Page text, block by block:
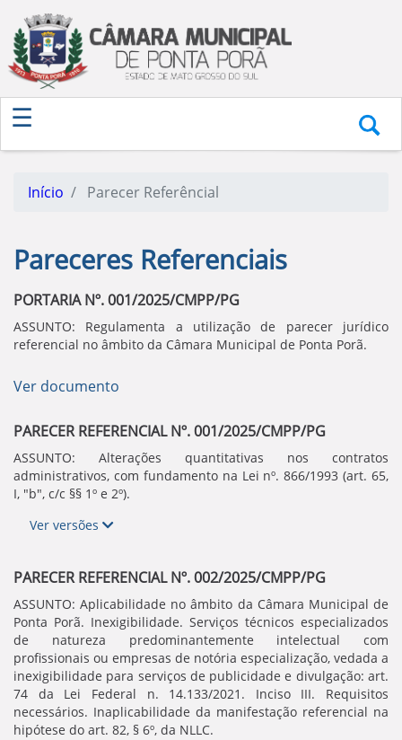
Início Parecer Referêncial
Pareceres Referenciais
PORTARIA Nº. 001/2025/CMPP/PG
ASSUNTO: Regulamenta a utilização de parecer jurídico
referencial no âmbito da Câmara Municipal de Ponta Porã.
Ver documento
PARECER REFERENCIAL Nº. 001/2025/CMPP/PG
ASSUNTO: Alterações quantitativas nos contratos
administrativos, com fundamento na Lei nº. 866/1993 (art. 65,
I, "b", c/c §§ 1º e 2º).
Ver versões
PARECER REFERENCIAL Nº. 002/2025/CMPP/PG
ASSUNTO: Aplicabilidade no âmbito da Câmara Municipal de
Ponta Porã. Inexigibilidade. Serviços técnicos especializados
de natureza predominantemente intelectual com
profissionais ou empresas de notória especialização, vedada a
inexigibilidade para serviços de publicidade e divulgação: art.
74 da Lei Federal n. 14.133/2021. Inciso III. Requisitos
necessários. Inaplicabilidade da manifestação referencial na
hipótese do art. 82, § 6º, da NLLC.